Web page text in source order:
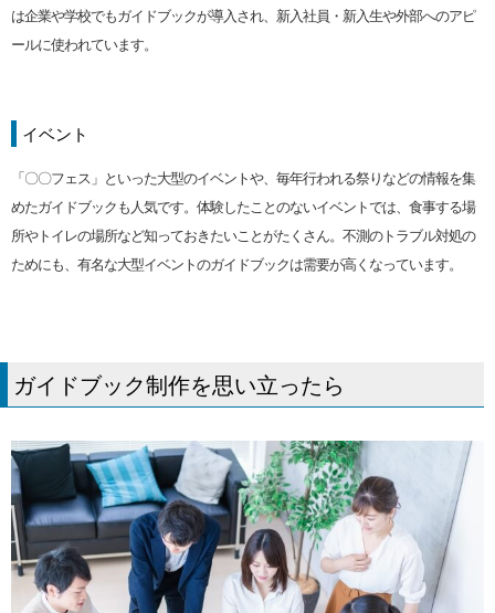
は企業や学校でもガイドブックが導入され、新入社員・新入生や外部へのアピ
ールに使われています。
イベント
「〇〇フェス」といった大型のイベントや、毎年行われる祭りなどの情報を集
めたガイドブックも人気です。体験したことのないイベントでは、食事する場
所やトイレの場所など知っておきたいことがたくさん。不測のトラブル対処の
ためにも、有名な大型イベントのガイドブックは需要が高くなっています。
ガイドブック制作を思い立ったら